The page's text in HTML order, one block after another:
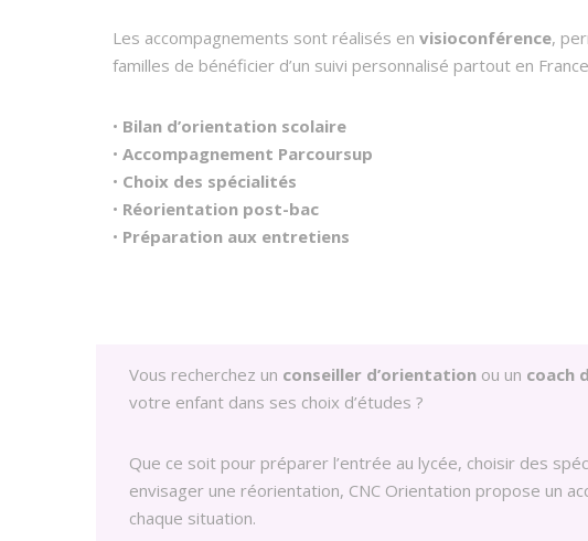
Les accompagnements sont réalisés en visioconférence,
familles de bénéficier d’un suivi personnalisé partout en
• Bilan d’orientation scolaire
• Accompagnement Parcoursup
• Choix des spécialités
• Réorientation post-bac
• Préparation aux entretiens
Vous recherchez un conseiller d’orientation ou un coach
votre enfant dans ses choix d’études ?
Que ce soit pour préparer l’entrée au lycée, choisir des
envisager une réorientation, CNC Orientation propose un
chaque situation.